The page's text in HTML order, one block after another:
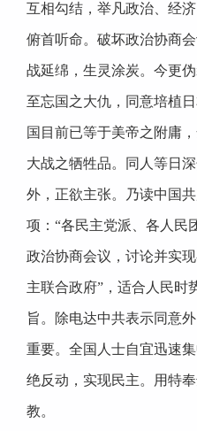
互相勾结，举凡政治、经
俯首听命。破坏政治协商
战延绵，生灵涂炭。今更
至忘国之大仇，同意培植
国目前已等于美帝之附庸
大战之牺牲品。同人等日
外，正欲主张。乃读中国
项：“各民主党派、各人民
政治协商会议，讨论并实
主联合政府”，适合人民时
旨。除电达中共表示同意
重要。全国人士自宜迅速
绝反动，实现民主。用特
教。